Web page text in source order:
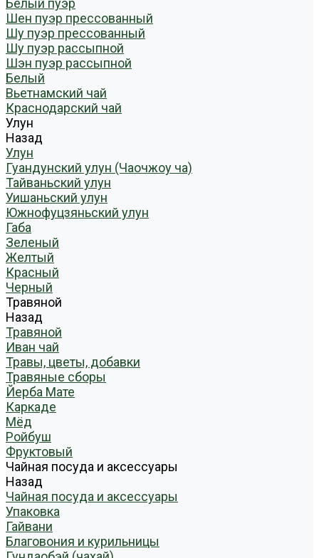
Белый пуэр
Шен пуэр прессованный
Шу пуэр прессованный
Шу пуэр рассыпной
Шэн пуэр рассыпной
Белый
Вьетнамский чай
Краснодарский чай
Улун
Назад
Улун
Гуандунский улун (Чаочжоу ча)
Тайваньский улун
Уишаньский улун
Южнофуцзяньский улун
Габа
Зеленый
Желтый
Красный
Черный
Травяной
Назад
Травяной
Иван чай
Травы, цветы, добавки
Травяные сборы
Йерба Мате
Каркаде
Мёд
Ройбуш
Фруктовый
Чайная посуда и аксессуары
Назад
Чайная посуда и аксессуары
Упаковка
Гайвани
Благовония и курильницы